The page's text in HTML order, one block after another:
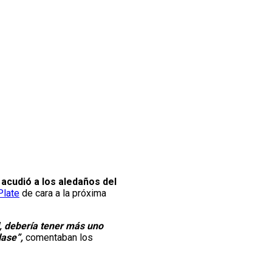
a los aledaños del
de cara a la próxima
debería tener más uno
comentaban los